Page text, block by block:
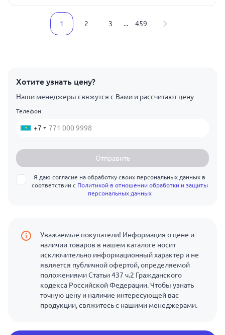
1 2 3 ... 459
Хотите узнать цену?
Наши менеджеры свяжутся с Вами и рассчитают цену
Телефон
+7
Отправить
Я даю согласие на обработку своих персональных данных в
соответствии с Политикой в отношении обработки и защиты
персональных данных
Уважаемые покупатели! Информация о цене и
наличии товаров в нашем каталоге носит
исключительно информационный характер и не
является публичной офертой, определяемой
положениями Статьи 437 ч.2 Гражданского
кодекса Российской Федерации. Чтобы узнать
точную цену и наличие интересующей вас
продукции, свяжитесь с нашими менеджерами.